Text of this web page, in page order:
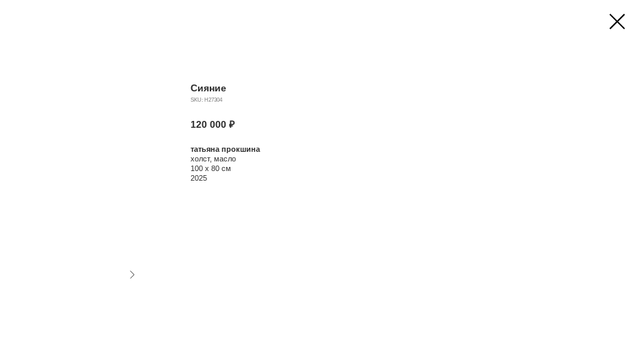
Сияние
SKU: Н27304
120 000 ₽
татьяна прокшина
холст, масло
100 х 80 см
2025